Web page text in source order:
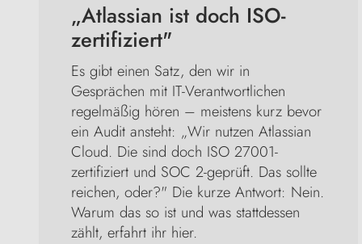
„Atlassian ist doch ISO-
zertifiziert"
Es gibt einen Satz, den wir in
Gesprächen mit IT-Verantwortlichen
regelmäßig hören – meistens kurz bevor
ein Audit ansteht: „Wir nutzen Atlassian
Cloud. Die sind doch ISO 27001-
zertifiziert und SOC 2-geprüft. Das sollte
reichen, oder?" Die kurze Antwort: Nein.
Warum das so ist und was stattdessen
zählt, erfahrt ihr hier.